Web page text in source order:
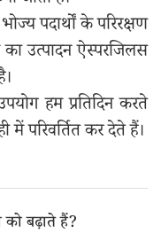
पदार्थों के परिरक्षण
उत्पादन ऐस्परजिलस
हम प्रतिदिन करते
में परिवर्तित कर देते हैं।
को बढ़ाते हैं?